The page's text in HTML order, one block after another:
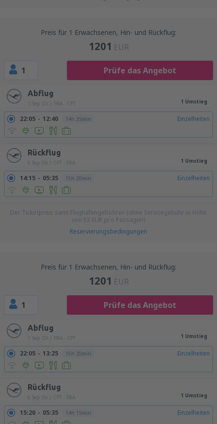
Preis für 1 Erwachsenen, Hin- und Rückflug:
1201 EUR
1 Prüfe das Angebot
Abflug
1 Sep (Di.) FRA - CPT 1 Umstieg
22:05 12:40 14h 35min Einzelheiten
Rückflug
6 Sep (So.) CPT - FRA 1 Umstieg
14:15 05:35 15h 20min Einzelheiten
Der Ticketpreis samt Flughafengebühren (ohne Servicegebühr in Höhe
von 53 EUR pro Passagier)
Reservierungsbedingungen
Preis für 1 Erwachsenen, Hin- und Rückflug:
1201 EUR
1 Prüfe das Angebot
Abflug
1 Sep (Di.) FRA - CPT 1 Umstieg
22:05 13:25 15h 20min Einzelheiten
Rückflug
6 Sep (So.) CPT - FRA 1 Umstieg
15:20 05:35 14h 15min Einzelheiten